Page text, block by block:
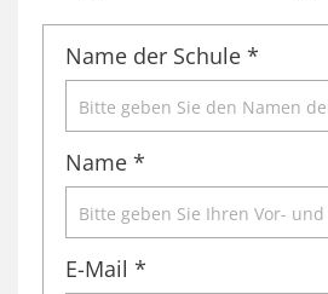
Name der Schule *
Name *
E-Mail *